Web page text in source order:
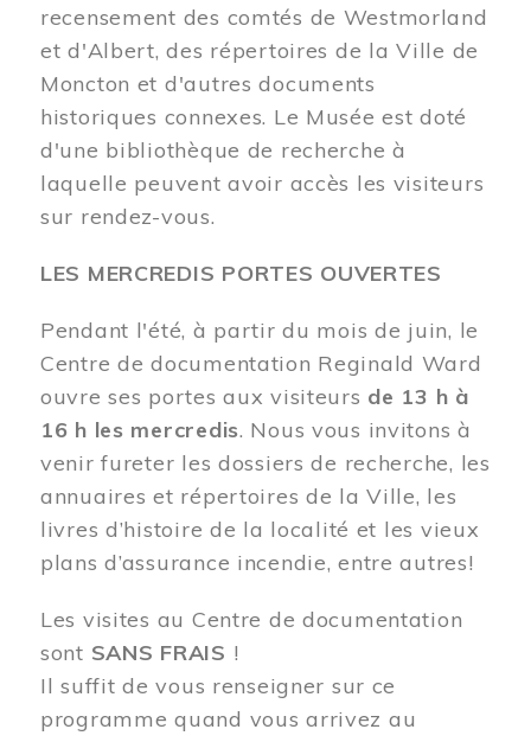
recensement des comtés de Westmorland
et d'Albert, des répertoires de la Ville de
Moncton et d'autres documents
historiques connexes. Le Musée est doté
d'une bibliothèque de recherche à
laquelle peuvent avoir accès les visiteurs
sur rendez-vous.
LES MERCREDIS PORTES OUVERTES
Pendant l'été, à partir du mois de juin, le
Centre de documentation Reginald Ward
ouvre ses portes aux visiteurs de 13 h à
16 h les mercredis. Nous vous invitons à
venir fureter les dossiers de recherche, les
annuaires et répertoires de la Ville, les
livres d’histoire de la localité et les vieux
plans d’assurance incendie, entre autres!
Les visites au Centre de documentation
sont SANS FRAIS !
Il suffit de vous renseigner sur ce
programme quand vous arrivez au